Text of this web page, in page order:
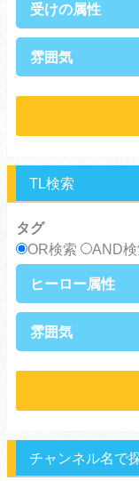
俺様攻め
硬派攻め
ノンケ攻め
黒髪攻め
受けの属性
ノンケ受け
雰囲気
シリアス
TL検索
タグ
OR検索
AND検
ヒーロー属性
王族・貴族
エリート・ハイ
雰囲気
禁断・背徳
セフレ
初体験
チャンネル名で